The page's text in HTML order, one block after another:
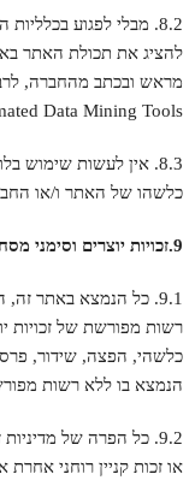
8.2. מבלי לפגוע
להציג את תכולת האתר
Data Mining Tools.
8.3. אין לעשות שימוש
כלשהו של האתר ו/או
9.זכויות יוצרים וסימני מסחר
9.1. כל הנמצא באתר
רשות מפורשת של זכויות
כלשהי, הפצה, שידור,
הנמצא בו ללא רשות
9.2. כל הפרה של
או זכות קניין רוחני